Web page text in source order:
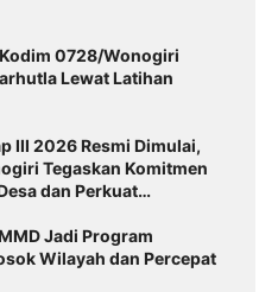
0728/Wonogiri
Lewat Latihan
III 2026 Resmi Dimulai,
Tegaskan Komitmen
dan Perkuat
Jadi Program
Wilayah dan Percepat